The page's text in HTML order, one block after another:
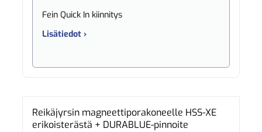
Fein Quick In kiinnitys
Lisätiedot ›
Reikäjyrsin magneettiporakoneelle HSS-XE
erikoisterästä + DURABLUE-pinnoite